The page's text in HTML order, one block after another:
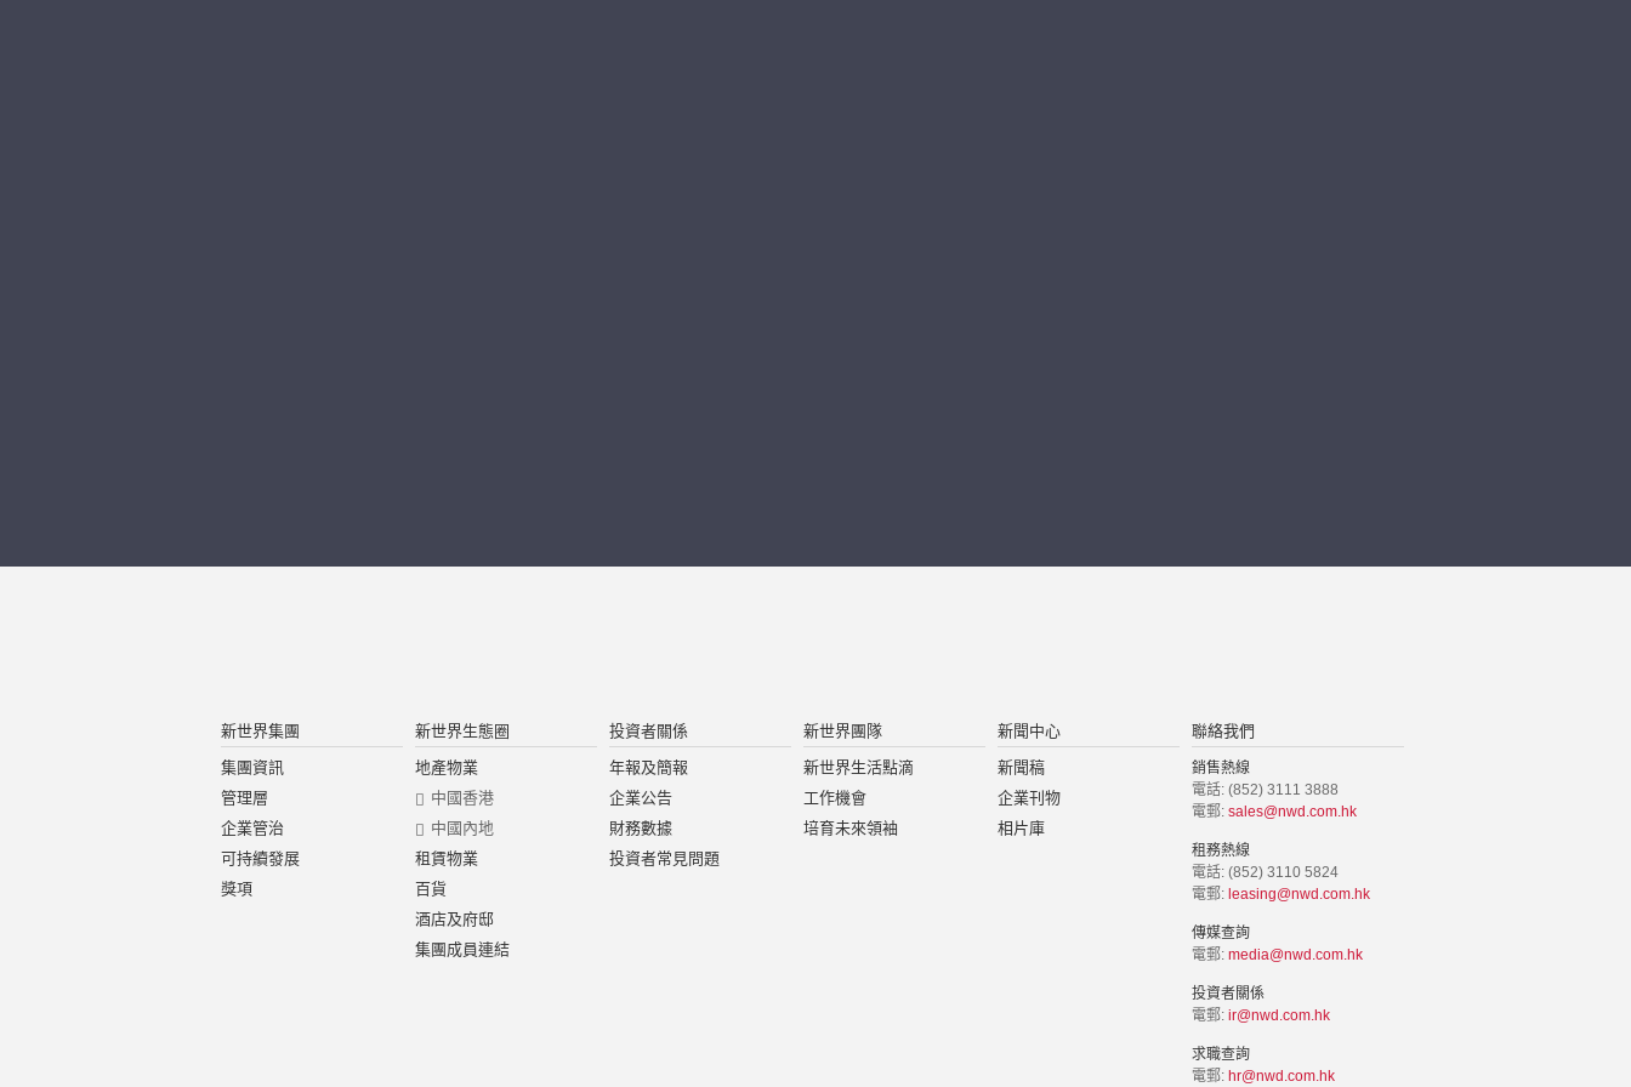
新世界集團
集團資訊
管理層
企業管治
可持續發展
獎項
新世界生態圈
地產物業
中國香港
中國內地
租賃物業
百貨
酒店及府邸
集團成員連結
投資者關係
年報及簡報
企業公告
財務數據
投資者常見問題
新世界團隊
新世界生活點滴
工作機會
培育未來領袖
新聞中心
新聞稿
企業刊物
相片庫
聯絡我們
銷售熱線
電話: (852) 3111 3888
電郵: sales@nwd.com.hk
租務熱線
電話: (852) 3110 5824
電郵: leasing@nwd.com.hk
傳媒查詢
電郵: media@nwd.com.hk
投資者關係
電郵: ir@nwd.com.hk
求職查詢
電郵: hr@nwd.com.hk